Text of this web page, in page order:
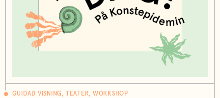
GUIDAD VISNING, TEATER, WORKSHOP